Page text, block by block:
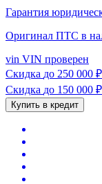
Гарантия
Оригинал ПТС в
vin VIN проверен
Скидка до 250 000 ₽
Скидка до 150 000 ₽
Купить в кредит